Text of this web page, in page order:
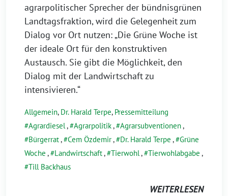
agrarpolitischer Sprecher der bündnisgrünen
Landtagsfraktion, wird die Gelegenheit zum
Dialog vor Ort nutzen: „Die Grüne Woche ist
der ideale Ort für den konstruktiven
Austausch. Sie gibt die Möglichkeit, den
Dialog mit der Landwirtschaft zu
intensivieren.“
Allgemein, Dr. Harald Terpe, Pressemitteilung
Agrardiesel , Agrarpolitik, Agrarsubventionen,
Bürgerrat, Cem Özdemir, Dr. Harald Terpe , Grüne
Woche , Landwirtschaft, Tierwohl , Tierwohlabgabe ,
Till Backhaus
WEITERLESEN